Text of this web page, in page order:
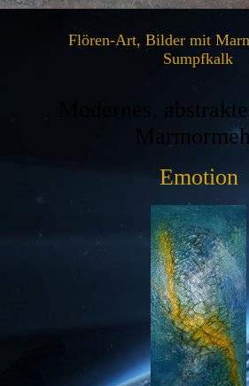
Flören-Art, Bilder mit
Sumpfkalk
Modernes,
Emotion